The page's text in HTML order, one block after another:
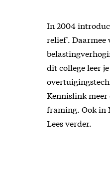
In 2004
relief'. Daarmee
dit college leer
Kennislink
framing. Ook in
Lees verder.